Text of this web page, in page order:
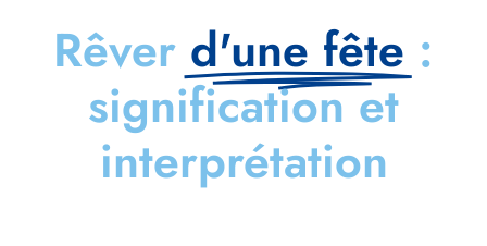
Rêver d'une fête :
signification et
interprétation